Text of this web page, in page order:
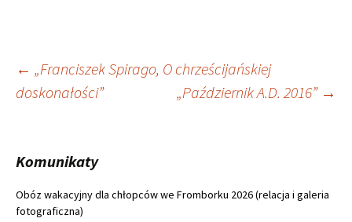
Nawigacja
← „Franciszek Spirago, O chrześcijańskiej
doskonałości”
„Październik A.D. 2016” →
Komunikaty
Obóz wakacyjny dla chłopców we Fromborku 2026 (relacja i galeria
fotograficzna)